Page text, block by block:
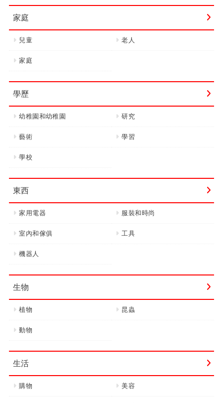
家庭
兒童 老人
家庭
學歷
幼稚園和幼稚園 研究
藝術 學習
學校
東西
家用電器 服裝和時尚
室內和傢俱 工具
機器人
生物
植物 昆蟲
動物
生活
購物 美容